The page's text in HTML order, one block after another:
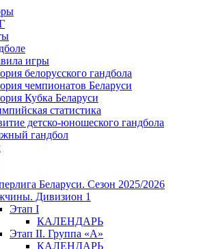
игры
белорусского гандбола
чемпионатов Беларуси
Кубка Беларуси
статистика
детско-юношеского гандбола
гандбол
Беларуси. Сезон 2025/2026
Дивизион 1
Этап I
КАЛЕНДАРЬ
Этап II. Группа «А»
КАЛЕНДАРЬ